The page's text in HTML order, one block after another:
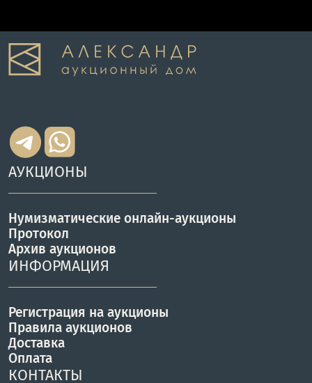
АУКЦИОНЫ
Нумизматические онлайн-аукционы
Протокол
Архив аукционов
ИНФОРМАЦИЯ
Регистрация на аукционы
Правила аукционов
Доставка
Оплата
КОНТАКТЫ